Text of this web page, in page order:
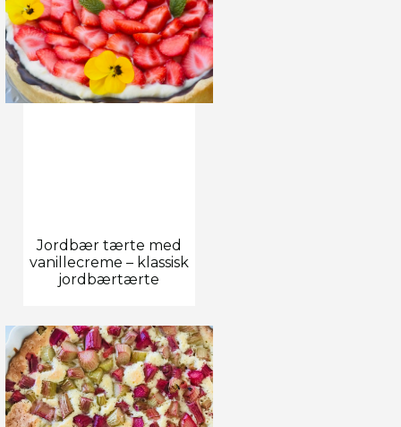
Jordbær tærte med
vanillecreme – klassisk
jordbærtærte